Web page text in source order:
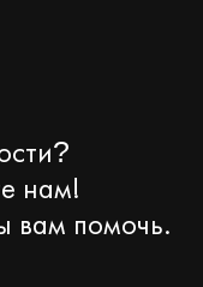
?
нам!
вам помочь.